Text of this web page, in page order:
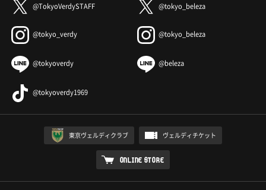
@TokyoVerdySTAFF @tokyo_beleza
@tokyo_verdy @tokyo_beleza
@tokyoverdy @beleza
@tokyoverdy1969
東京ヴェルディクラブ ヴェルディチケット
ONLINE STORE